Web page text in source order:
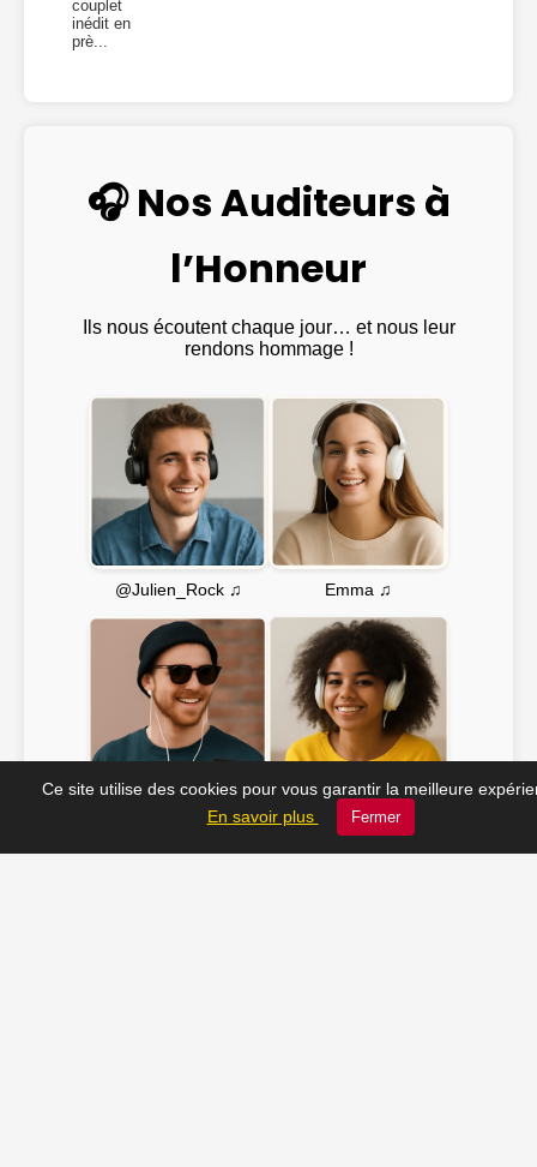
couplet
inédit en
prè...
🎧 Nos Auditeurs à
l’Honneur
Ils nous écoutent chaque jour… et nous leur
rendons hommage !
@Julien_Rock ♫ Emma ♫
JC_13 ♫ Soline ♫
Ce site utilise des cookies pour vous garantir la meilleure
En savoir plus
Fermer